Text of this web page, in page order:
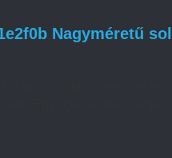
Nagyméretű